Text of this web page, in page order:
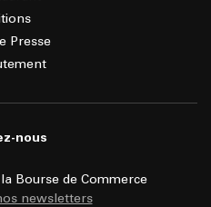
Presse
nous
Bourse de Commerce
newsletters